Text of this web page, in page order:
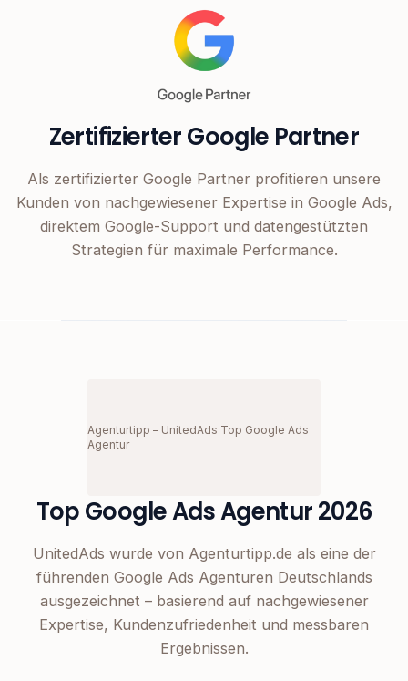
Zertifizierter Google Partner
Als zertifizierter Google Partner profitieren unsere
Kunden von nachgewiesener Expertise in Google Ads,
direktem Google-Support und datengestützten
Strategien für maximale Performance.
Agenturtipp – UnitedAds Top Google Ads
Agentur
Top Google Ads Agentur 2026
UnitedAds wurde von Agenturtipp.de als eine der
führenden Google Ads Agenturen Deutschlands
ausgezeichnet – basierend auf nachgewiesener
Expertise, Kundenzufriedenheit und messbaren
Ergebnissen.